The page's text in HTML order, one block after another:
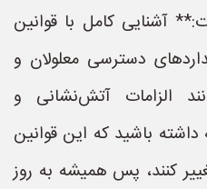
آشنایی کامل با قوانین
دسترسی معلولان و
الزامات آتش‌نشانی و
باشید که این قوانین
کنند، پس همیشه به روز